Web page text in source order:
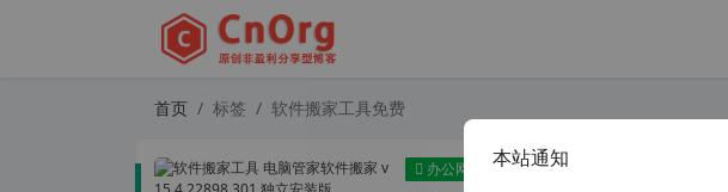
首页 标签 软件搬家工具免费
办公网络 软件搬家工具 电脑管家软件
本站通知